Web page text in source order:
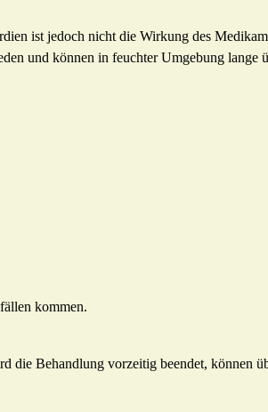
ist jedoch nicht die Wirkung des
und können in feuchter Umgebung lange
kommen.
die Behandlung vorzeitig beendet, können